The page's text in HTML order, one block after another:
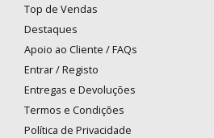
Top de Vendas
Destaques
Apoio ao Cliente / FAQs
Entrar / Registo
Entregas e Devoluções
Termos e Condições
Política de Privacidade